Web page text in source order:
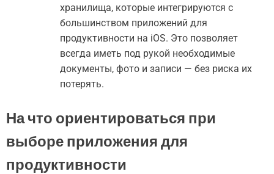
хранилища, которые интегрируются с
большинством приложений для
продуктивности на iOS. Это позволяет
всегда иметь под рукой необходимые
документы, фото и записи — без риска их
потерять.
На что ориентироваться при
выборе приложения для
продуктивности